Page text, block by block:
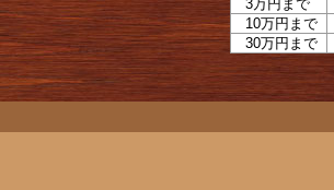
3万円まで
10万円まで
30万円まで